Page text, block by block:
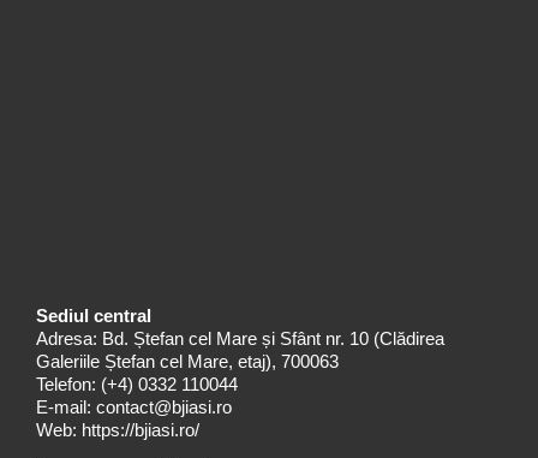
Sediul central
Adresa: Bd. Ștefan cel Mare și Sfânt nr. 10 (Clădirea
Galeriile Ștefan cel Mare, etaj), 700063
Telefon: (+4) 0332 110044
E-mail: contact@bjiasi.ro
Web: https://bjiasi.ro/